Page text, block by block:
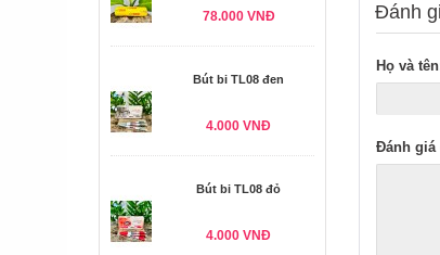
78.000 VNĐ
Bút bi TL08 đen
4.000 VNĐ
Bút bi TL08 đỏ
4.000 VNĐ
Đánh
Họ và
Đánh giá